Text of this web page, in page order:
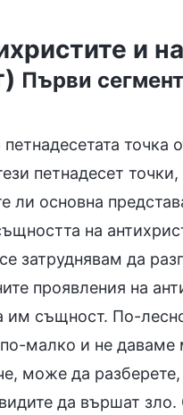
и
Първи сегмент
точка
петнадесет
основна
на
затруднявам да
проявления на
им същност. По-
по-малко и не
може да
да вършат